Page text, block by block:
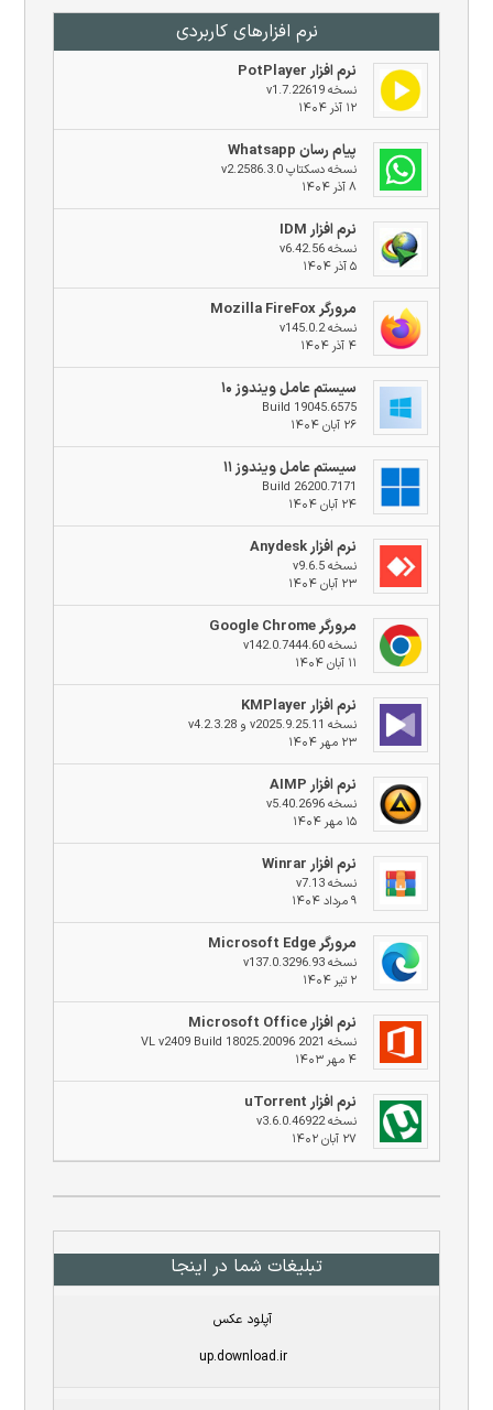
نرم افزار‌های کاربردی
نرم افزار PotPlayer
نسخه v1.7.22619
۱۲ آذر ۱۴۰۴
پیام رسان Whatsapp
نسخه دسکتاپ v2.2586.3.0
۸ آذر ۱۴۰۴
نرم افزار IDM
نسخه v6.42.56
۵ آذر ۱۴۰۴
مرورگر Mozilla FireFox
نسخه v145.0.2
۴ آذر ۱۴۰۴
سیستم عامل ویندوز ۱۰
Build 19045.6575
۲۶ آبان ۱۴۰۴
سیستم عامل ویندوز ۱۱
Build 26200.7171
۲۴ آبان ۱۴۰۴
نرم افزار Anydesk
نسخه v9.6.5
۲۳ آبان ۱۴۰۴
مرورگر Google Chrome
نسخه v142.0.7444.60
۱۱ آبان ۱۴۰۴
نرم افزار KMPlayer
نسخه v2025.9.25.11 و v4.2.3.28
۲۳ مهر ۱۴۰۴
نرم افزار AIMP
نسخه v5.40.2696
۱۵ مهر ۱۴۰۴
نرم افزار Winrar
نسخه v7.13
۹ مرداد ۱۴۰۴
مرورگر Microsoft Edge
نسخه v137.0.3296.93
۲ تیر ۱۴۰۴
نرم افزار Microsoft Office
نسخه 2021 VL v2409 Build 18025.20096
۴ مهر ۱۴۰۳
نرم افزار uTorrent
نسخه v3.6.0.46922
۲۷ آبان ۱۴۰۲
تبلیغات شما در اینجا
آپلود عکس
up.download.ir